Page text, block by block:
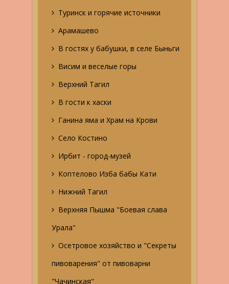
Туринск и горячие источники
Арамашево
В гостях у бабушки, в селе Быньги
Висим и веселые горы
Верхний Тагил
В гости к хаски
Ганина яма и Храм на Крови
Село Костино
Ирбит - город-музей
Коптелово Изба бабы Кати
Нижний Тагил
Верхняя Пышма "Боевая слава
Урала"
Осетровое хозяйство и "Секреты
пивоварения" от пивоварни
"Чачинская"